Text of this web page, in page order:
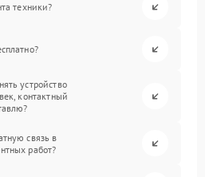
техники?
устройство
контактный
связь в
работ?